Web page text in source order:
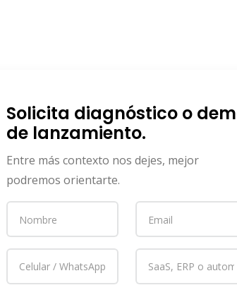
Solicita diagnóstico o
de lanzamiento.
Entre más contexto nos dejes, mejor
podremos orientarte.